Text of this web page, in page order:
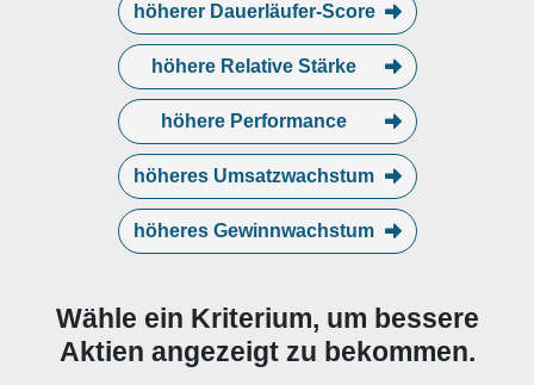
höherer Dauerläufer-Score
höhere Relative Stärke
höhere Performance
höheres Umsatzwachstum
höheres Gewinnwachstum
Wähle ein Kriterium, um bessere
Aktien angezeigt zu bekommen.